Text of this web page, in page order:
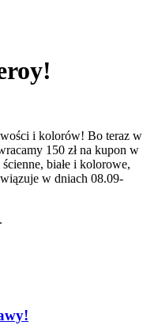
i kolorów! Bo teraz w
150 zł na kupon w
białe i kolorowe,
w dniach 08.09-